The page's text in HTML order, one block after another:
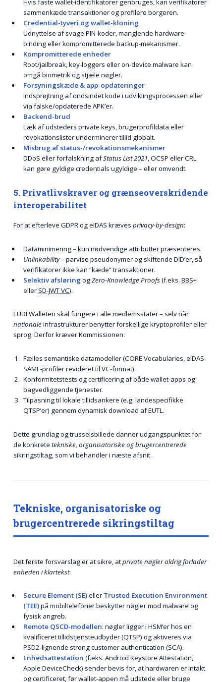
Hvis faste wallet-identifikatorer genbruges, kan verifikatorer
sammenkæde transaktioner og profilere borgeren.
Credential-tyveri og wallet-kloning
Udnyttelse af svage PIN-koder, manglende hardware-
binding eller kompromitterede backup-mekanismer.
Kompromitterede enheder
Root/jailbreak, key-loggers eller on-device malware kan
omgå biometrik og stjæle nøgler.
Forsyningskæde & app-opdateringer
Indsprøjtning af ondsindet kode i udviklingsprocessen eller
via falske/opdaterede APK’er.
Backend-brud
Læk af udsteders private keys, brugerprofildata eller
revokationslister underminerer tillid globalt.
Misbrug af status-/revokationsmekanismer
DDoS eller forfalskning afStatus List 2021, OCSP eller CRL
kan gøre gyldige credentials ugyldige – eller omvendt.
5. Privatlivskraver og grænseoverskridende
interoperabilitet
For at efterleve GDPR og eIDAS kræves privacy-by-design:
Dataminimering – kun nødvendige attributter præsenteres.
Unlinkability– parvise pseudonymer og skiftende DID’er, så
verifikatorer ikke kan “kæde” transaktioner.
Selektiv afsløring ogZero-Knowledge Proofs(f.eks. BBS+
ellerSD-JWT VC).
EUDI Walleten skal fungere i alle medlemsstater – selv når
nationaleinfrastrukturer benytter forskellige kryptoprofiler eller
sprog. Derfor kræver Kommissionen:
Fælles semantiske datamodeller (CORE Vocabularies, eIDAS
SAML-profiler revideret til VC-format).
Konformitetstests og certificering af både wallet-apps og
bagvedliggende tjenester.
Tilpasning til lokale tillidsankere (e.g. landespecifikke
QTSP’er) gennem dynamisk download af EUTL.
Dette grundlag og trusselsbillede danner udgangspunktet for
de konkrete tekniske, organisatoriske og brugercentrerede
sikringstiltag, som vi behandler i næste afsnit.
Tekniske, organisatoriske og
brugercentrerede sikringstiltag
Det første forsvarslag er at sikre, atprivate nøgler aldrig forlader
enheden i klartekst:
Secure Element (SE)eller Trusted Execution Environment
(TEE)på mobiltelefoner beskytter nøgler mod malware og
fysisk angreb.
Remote QSCD-modellen: nøgler ligger i HSM’er hos en
kvalificeret tillidstjensteudbyder (QTSP) og aktiveres via
PSD2-lignende strong customer authentication (SCA).
Enhedsattestation (f.eks. Android Keystore Attestation,
Apple DeviceCheck) sender bevis for, at hardwaren er intakt
og certificeret, før wallet-appen må udstede eller bruge